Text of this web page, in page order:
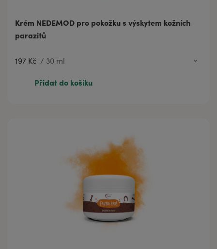
Krém NEDEMOD pro pokožku s výskytem kožních
parazitů
197 Kč / 30 ml
949 Kč
250 ml
Přidat do košíku